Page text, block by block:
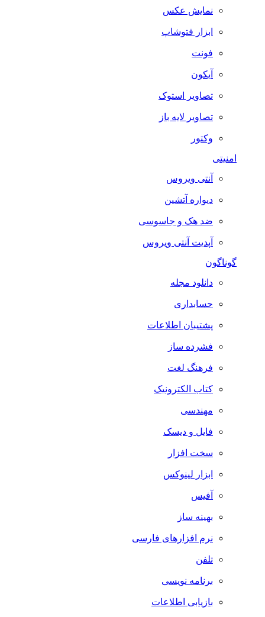
نمایش عکس
ابزار فتوشاپ
فونت
آیکون
تصاویر استوک
تصاویر لایه باز
وکتور
امنیتی
آنتی ویروس
دیواره آتشین
ضد هک و جاسوسی
آپدیت آنتی ویروس
گوناگون
دانلود مجله
حسابداری
پشتیبان اطلاعات
فشرده ساز
فرهنگ لغت
کتاب الکترونیک
مهندسی
فایل و دیسک
سخت افزار
ابزار لینوکس
آفیس
بهینه ساز
نرم افزارهای فارسی
تلفن
برنامه نویسی
بازیابی اطلاعات